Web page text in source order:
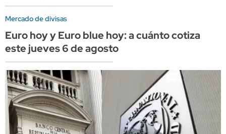
Mercado de divisas
Euro hoy y Euro blue hoy: a cuánto cotiza
este jueves 6 de agosto